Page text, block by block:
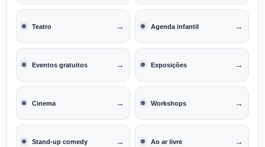
Teatro → Agenda infantil →
Eventos gratuitos → Exposições →
Cinema → Workshops →
Stand-up comedy → Ao ar livre →